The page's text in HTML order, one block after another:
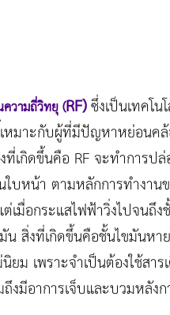
วามถี่วิทยุ (RF)ซึ่งเป็นเทคโ
หมาะกับผู้ที่มีปัญหาหย่อนค
เกิดขึ้นคือ RF จะทำการป
หน้า ตามหลักการทำงาน
เมื่อกระแสไฟฟ้าวิ่งไปจน
น สิ่งที่เกิดขึ้นคือชั้นไขมันห
ยม เพราะจำเป็นต้องใช้ส
งมีอาการเจ็บและบวมหลัง